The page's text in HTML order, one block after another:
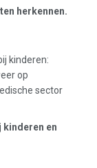
herkennen.
sector
en